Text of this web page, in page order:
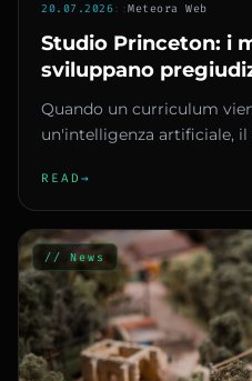
20.07.2026::Meteora Web
Studio Princeton: i
sviluppano
assunzione più
Quando un curriculum
un'intelligenza artificiale,
READ →
// News